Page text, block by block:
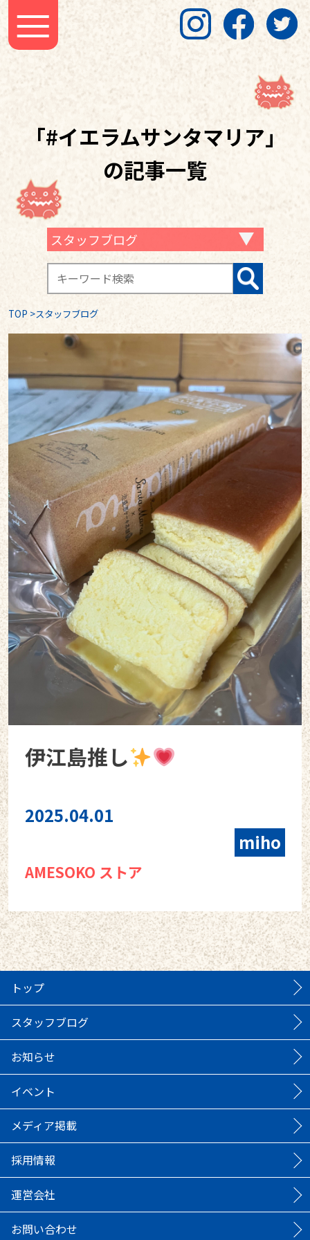
「#イエラムサンタマリア」
の記事一覧
スタッフブログ
TOP >スタッフブログ
伊江島推し
2025.04.01
miho
AMESOKO ストア
トップ
スタッフブログ
お知らせ
イベント
メディア掲載
採用情報
運営会社
お問い合わせ